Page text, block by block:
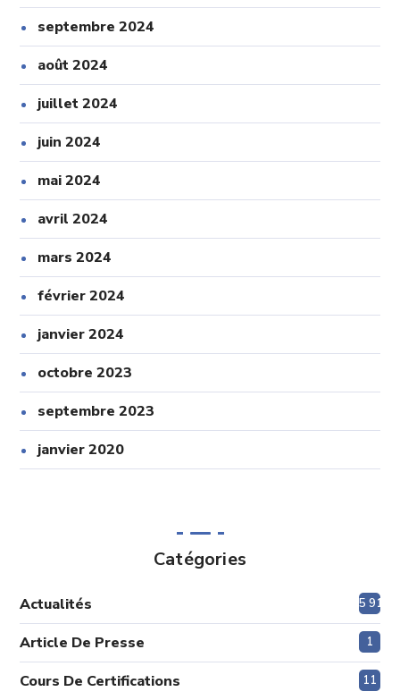
septembre 2024
août 2024
juillet 2024
juin 2024
mai 2024
avril 2024
mars 2024
février 2024
janvier 2024
octobre 2023
septembre 2023
janvier 2020
Catégories
Actualités 5 915
Article De Presse 1
Cours De Certifications 11